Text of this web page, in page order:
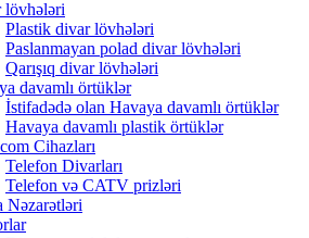
lövhələri
Plastik divar lövhələri
Paslanmayan polad divar lövhələri
Qarışıq divar lövhələri
davamlı örtüklər
İstifadədə olan Havaya davamlı örtüklər
Havaya davamlı plastik örtüklər
Cihazları
Telefon Divarları
Telefon və CATV prizləri
Nəzarətləri